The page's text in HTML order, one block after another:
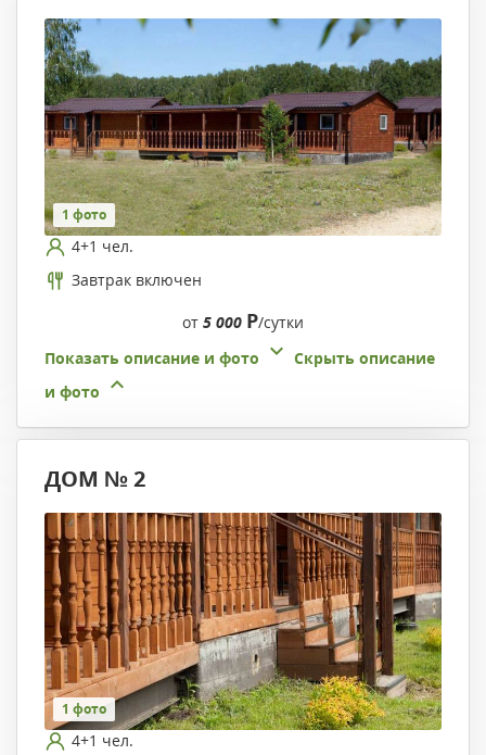
1 фото
4+1 чел.
Завтрак включен
от 5 000 Р/сутки
Показать описание и фото
Скрыть описание
и фото
ДОМ № 2
1 фото
4+1 чел.